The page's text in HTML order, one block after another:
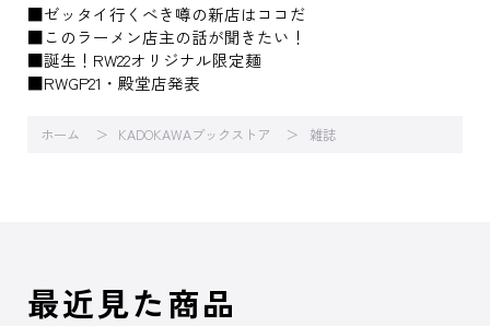
■ゼッタイ行くべき噂の新店はココだ
■このラーメン店主の話が聞きたい！
■誕生！RW22オリジナル限定麺
■RWGP21・殿堂店発表
ホーム KADOKAWAブックストア 雑誌
最近見た商品